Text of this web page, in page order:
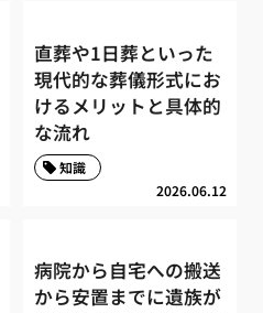
直葬や1日葬といった
現代的な葬儀形式にお
けるメリットと具体的
な流れ
2026.06.12
知識
病院から自宅への搬送
から安置までに遺族が